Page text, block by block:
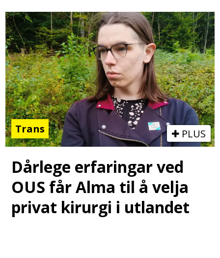
Trans PLUS
Dårlege erfaringar ved
OUS får Alma til å velja
privat kirurgi i utlandet